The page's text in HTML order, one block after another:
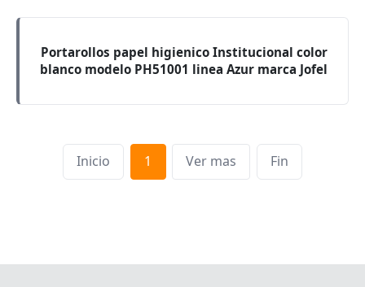
Portarollos papel higienico Institucional color
blanco modelo PH51001 linea Azur marca Jofel
Inicio 1 Ver mas Fin